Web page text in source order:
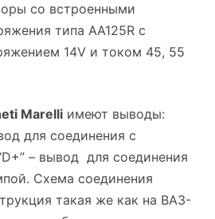
со встроенными
типа АА125R с
14V и током 45, 55
Marelli имеют выводы:
для соединения с
– вывод для соединения
Схема соединения
такая же как на ВАЗ-